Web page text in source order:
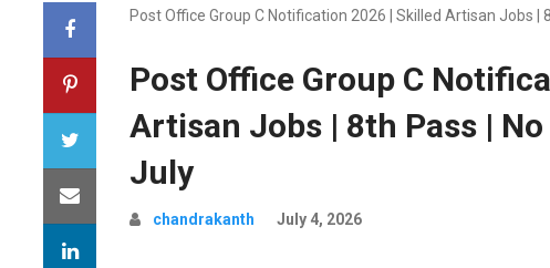
Post Office Group C Notification 2026 | Skilled Artisan Jobs |
Post Office Group C
Artisan Jobs | 8th Pass |
July
chandrakanth July 4, 2026